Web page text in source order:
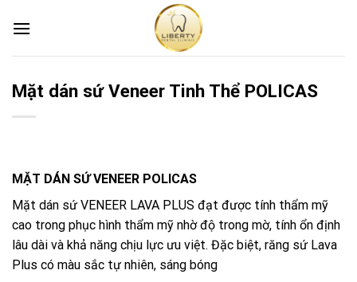
Mặt dán sứ Veneer Tinh Thể POLICAS
MẶT DÁN SỨ VENEER POLICAS
Mặt dán sứ VENEER LAVA PLUS đạt được tính thẩm mỹ
cao trong phục hình thẩm mỹ nhờ độ trong mờ, tính ổn định
lâu dài và khả năng chịu lực ưu việt. Đặc biệt, răng sứ Lava
Plus có màu sắc tự nhiên, sáng bóng